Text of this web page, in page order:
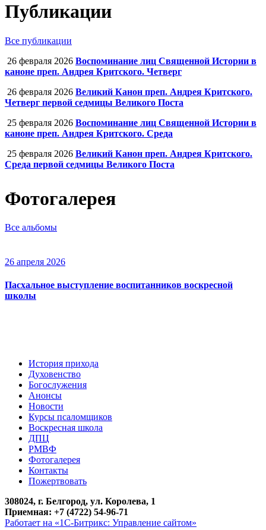
Публикации
Все публикации
26 февраля 2026 Воспоминание лиц Священной Истории в
каноне преп. Андрея Критского. Четверг
26 февраля 2026 Великий Канон преп. Андрея Критского.
Четверг первой седмицы Великого Поста
25 февраля 2026 Воспоминание лиц Священной Истории в
каноне преп. Андрея Критского. Среда
25 февраля 2026 Великий Канон преп. Андрея Критского.
Среда первой седмицы Великого Поста
Фотогалерея
Все альбомы
26 апреля 2026
Пасхальное выступление воспитанников воскресной
школы
История прихода
Духовенство
Богослужения
Анонсы
Новости
Курсы псаломщиков
Воскресная школа
ДПЦ
РМВФ
Фотогалерея
Контакты
Пожертвовать
308024, г. Белгород, ул. Королева, 1
Приемная: +7 (4722) 54-96-71
Работает на «1С-Битрикс: Управление сайтом»